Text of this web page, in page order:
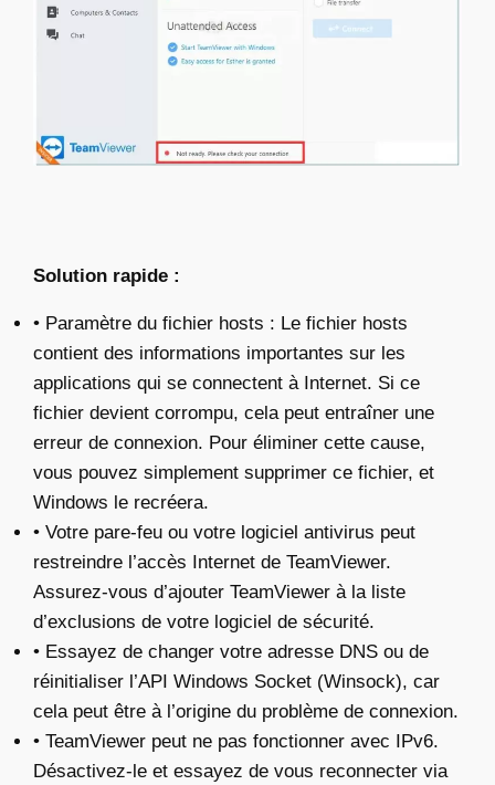
Solution rapide :
• Paramètre du fichier hosts : Le fichier hosts
contient des informations importantes sur les
applications qui se connectent à Internet. Si ce
fichier devient corrompu, cela peut entraîner une
erreur de connexion. Pour éliminer cette cause,
vous pouvez simplement supprimer ce fichier, et
Windows le recréera.
• Votre pare-feu ou votre logiciel antivirus peut
restreindre l’accès Internet de TeamViewer.
Assurez-vous d’ajouter TeamViewer à la liste
d’exclusions de votre logiciel de sécurité.
• Essayez de changer votre adresse DNS ou de
réinitialiser l’API Windows Socket (Winsock), car
cela peut être à l’origine du problème de connexion.
• TeamViewer peut ne pas fonctionner avec IPv6.
Désactivez-le et essayez de vous reconnecter via